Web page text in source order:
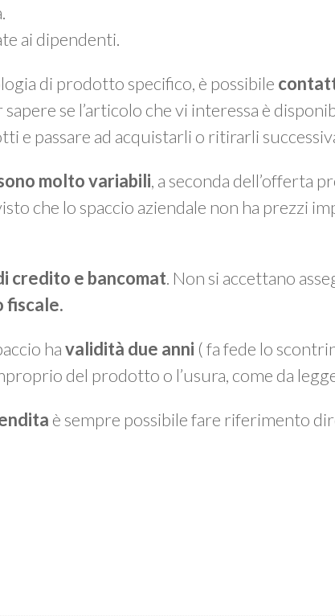
ai dipendenti.
di prodotto specifico, è possibile
sapere se l’articolo che vi interessa è
e passare ad acquistarli o ritirarli
molto variabili, a seconda dell’offerta
che lo spaccio aziendale non ha prezzi
credito e bancomat. Non si accettano
fiscale.
havalidità due anni ( fa fede lo
del prodotto o l’usura, come da
è sempre possibile fare riferimento